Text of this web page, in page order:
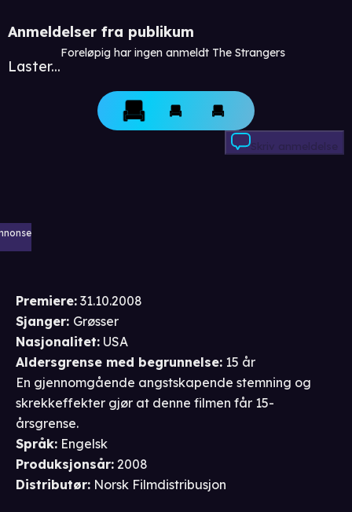
Anmeldelser fra publikum
Laster...
Foreløpig har ingen anmeldt The Strangers
Skriv anmeldelse
Premiere: 31.10.2008
Sjanger: Grøsser
Nasjonalitet: USA
Aldersgrense med begrunnelse: 15 år
En gjennomgående angstskapende stemning og
skrekkeffekter gjør at denne filmen får 15-
årsgrense.
Språk: Engelsk
Produksjonsår: 2008
Distributør: Norsk Filmdistribusjon